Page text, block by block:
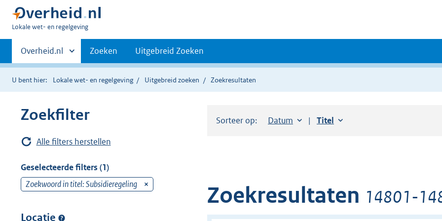
U
hier:
Lokale wet- en regelgeving
Primaire
navigatie
Andere
sites
binnen
Overheid.nl Zoeken Uitgebreid Zoeken
U bent hier: Lokale wet- en regelgeving Uitgebreid zoeken Zoekresultaten
Zoekfilter
Alle filters herstellen
Geselecteerde filters (1)
Zoekwoord in titel: Subsidieregeling
Locatie
Sorteer op: Sorteer op:
Datum aflopendSorteer op:
Titel oplopend
Zoekresultaten 14801-